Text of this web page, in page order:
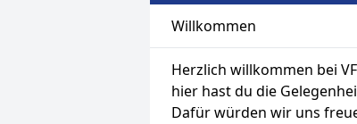
Willkommen
Herzlich willkommen bei
hier hast du die
Dafür würden wir uns